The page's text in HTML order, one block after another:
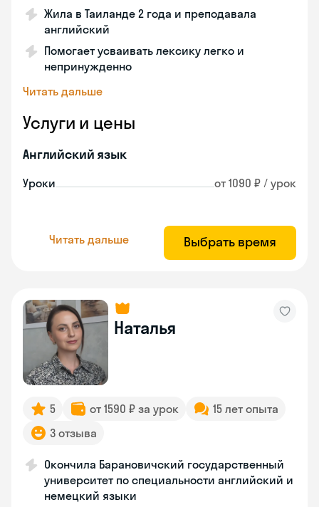
Жила в Таиланде 2 года и преподавала
английский
Помогает усваивать лексику легко и
непринужденно
Читать дальше
Услуги и цены
Английский язык
Уроки от 1090 ₽ / урок
Читать дальше Выбрать время
Наталья
5 от 1590 ₽ за урок
15 лет опыта
3 отзыва
Окончила Барановичский государственный
университет по специальности английский и
немецкий языки